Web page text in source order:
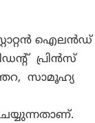
ഐലൻഡ്
പ്രിൻസ്
സാമൂഹ്യ